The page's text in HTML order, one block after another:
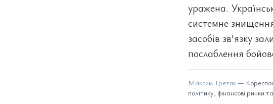
уражена.
системне
засобів зв'язку
послаблення
Максим Третяк—
політику, фінансові ринки